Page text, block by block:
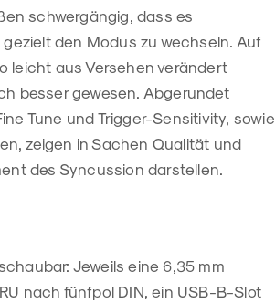
schwergängig, dass es
den Modus zu wechseln. Auf
leicht aus Versehen verändert
besser gewesen. Abgerundet
Tune und Trigger-Sensitivity, sowie
zeigen in Sachen Qualität und
des Syncussion darstellen.
Jeweils eine 6,35 mm
nach fünfpol DIN, ein USB-B-Slot